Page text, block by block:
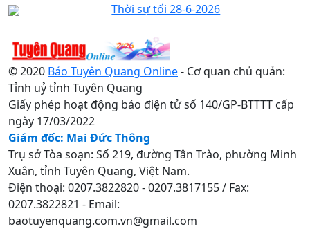
Thời sự tối 28-6-2026
© 2020 Báo Tuyên Quang Online- Cơ quan chủ quản:
Tỉnh uỷ tỉnh Tuyên Quang
Giấy phép hoạt động báo điện tử số 140/GP-BTTTT cấp
ngày 17/03/2022
Giám đốc: Mai Đức Thông
Trụ sở Tòa soạn: Số 219, đường Tân Trào, phường Minh
Xuân, tỉnh Tuyên Quang, Việt Nam.
Điện thoại: 0207.3822820 - 0207.3817155 / Fax:
0207.3822821 - Email:
baotuyenquang.com.vn@gmail.com